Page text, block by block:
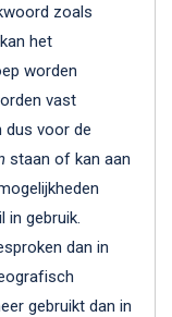
zoals
het
worden
vast
dus voor de
staan of kan aan
in gebruik.
dan in
gebruikt dan in